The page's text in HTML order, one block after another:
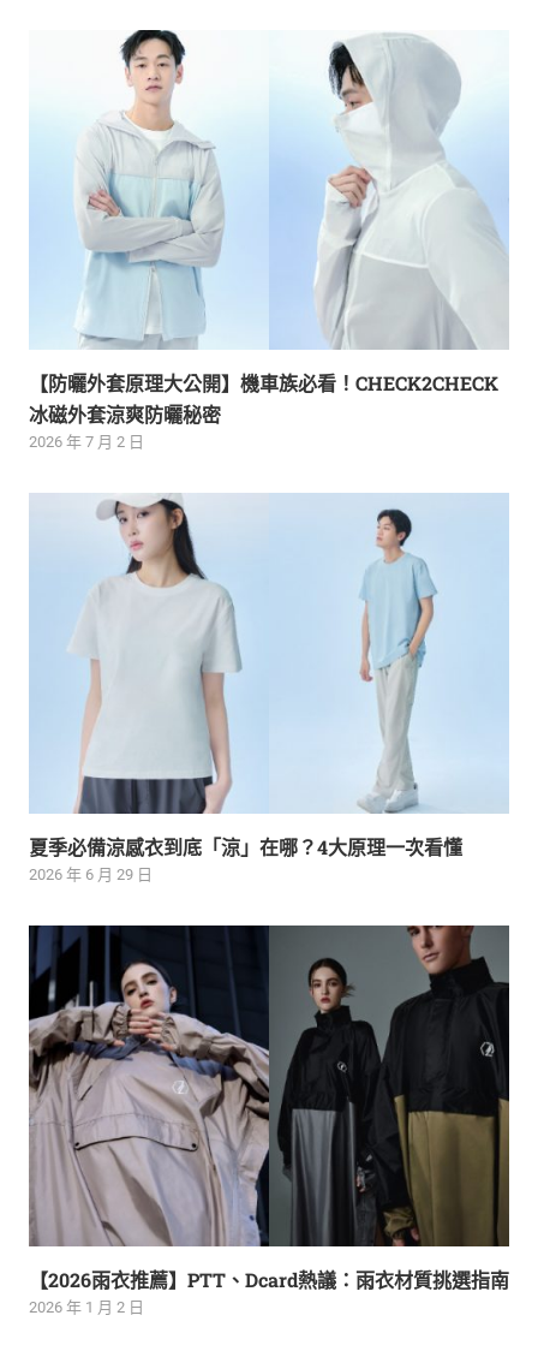
【防曬外套原理大公開】機車族必看！CHECK2CHECK
冰磁外套涼爽防曬秘密
2026 年 7 月 2 日
夏季必備涼感衣到底「涼」在哪？4大原理一次看懂
2026 年 6 月 29 日
【2026雨衣推薦】PTT、Dcard熱議：雨衣材質挑選指南
2026 年 1 月 2 日